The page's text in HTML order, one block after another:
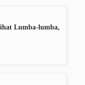
Lumba-lumba,